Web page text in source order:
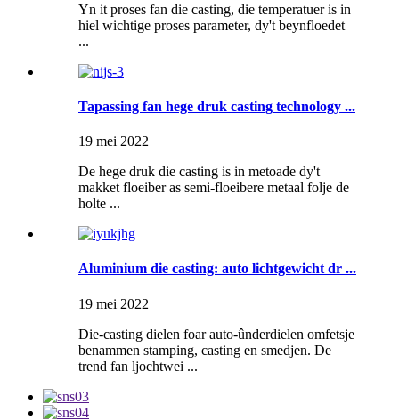
Yn it proses fan die casting, die temperatuer is in
hiel wichtige proses parameter, dy't beynfloedet
...
Tapassing fan hege druk casting technology ...
19 mei 2022
De hege druk die casting is in metoade dy't
makket floeiber as semi-floeibere metaal folje de
holte ...
Aluminium die casting: auto lichtgewicht dr ...
19 mei 2022
Die-casting dielen foar auto-ûnderdielen omfetsje
benammen stamping, casting en smedjen. De
trend fan ljochtwei ...